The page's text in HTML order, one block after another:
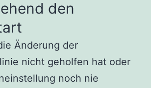
den
Änderung der
nicht geholfen hat oder
noch nie